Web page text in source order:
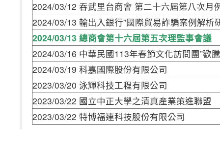
2024/03/12 吞武里台商會 第二十六屆第八次月
2024/03/13 輸出入銀行”國際貿易詐騙案例解析
2024/03/13 總商會第十六屆第五次理監事會議
2024/03/16 中華民國113年春節文化訪問團”歡
2024/03/19 科嘉國際股份有限公司
2023/03/20 泳輝科技工程有限公司
2023/03/22 國立中正大學之清真產業策進聯盟
2023/03/22 特博福連科技股份有限公司